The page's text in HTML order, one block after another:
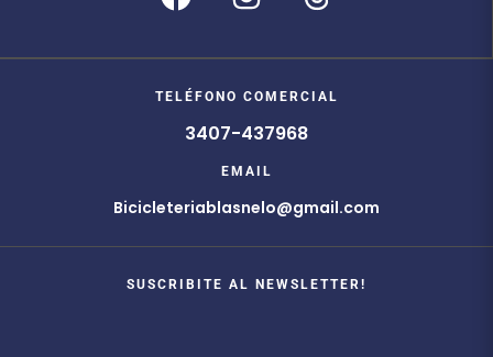
TELÉFONO COMERCIAL
3407-437968
EMAIL
Bicicleteriablasnelo@gmail.com
SUSCRIBITE AL NEWSLETTER!